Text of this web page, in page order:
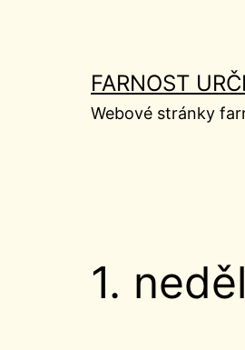
FARNOST
Webové stránky
1.